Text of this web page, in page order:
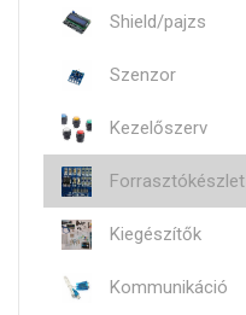
Shield/pajzs
Szenzor
Kezelőszerv
Forrasztókészlet
Kiegészítők
Kommunikáció